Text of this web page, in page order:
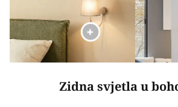
Zidna svjetla u